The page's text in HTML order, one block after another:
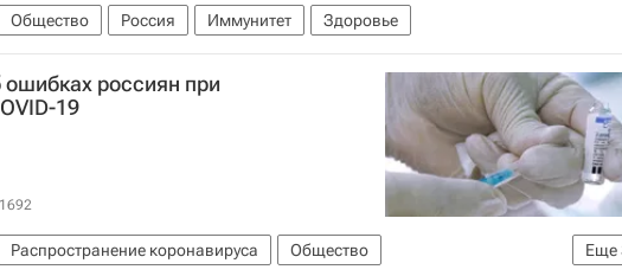
Общество Россия Иммунитет Здоровье
россиян при
19
Еще
Распространение коронавируса
Общество